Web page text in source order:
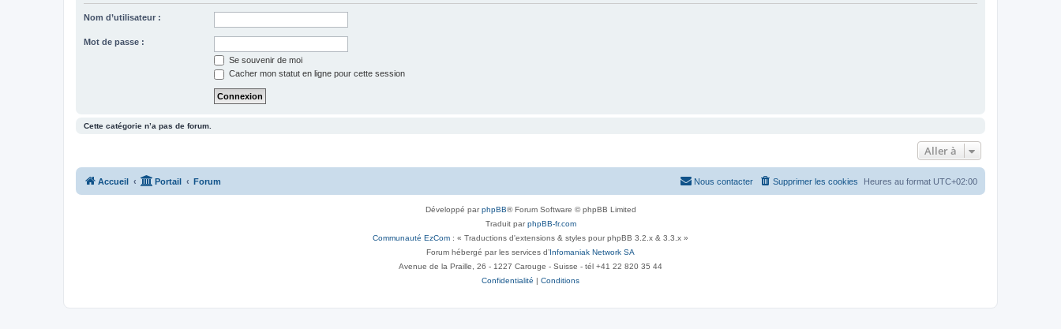
Nom d’utilisateur :
Mot de passe :
Se souvenir de moi
Cacher mon statut en ligne pour cette session
Cette catégorie n’a pas de forum.
Aller à
Accueil Portail Forum Heures au format UTC+02:00
Supprimer les cookies
Nous contacter
Développé parphpBB® Forum Software © phpBB Limited
Traduit parphpBB-fr.com
Communauté EzCom : « Traductions d'extensions & styles pour phpBB 3.2.x & 3.3.x »
Forum hébergé par les services d’Infomaniak Network SA
Avenue de la Praille, 26 - 1227 Carouge - Suisse - tél +41 22 820 35 44
Confidentialité | Conditions